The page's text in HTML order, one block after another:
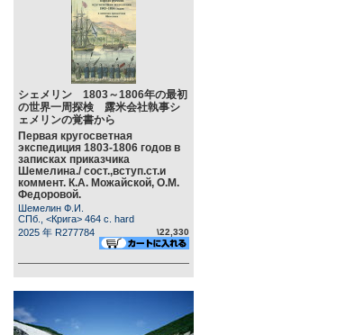
シェメリン 1803～1806年の最初
の世界一周探検 露米会社執事シ
ェメリンの覚書から
Первая кругосветная
экспедиция 1803-1806 годов в
записках приказчика
Шемелина./ сост.,вступ.ст.и
коммент. К.А. Можайской, О.М.
Федоровой.
Шемелин Ф.И.
СПб., <Крига> 464 c. hard
2025 年 R277784
\22,330